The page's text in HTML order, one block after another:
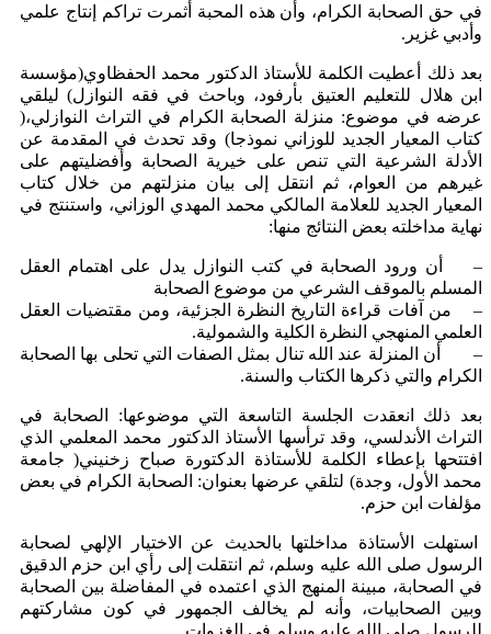
في حق الصحابة الكرام، وأن هذه المحبة أثمرت تراكم إنتاج علمي
وأدبي غزير.
بعد ذلك أعطيت الكلمة للأستاذ الدكتور محمد الحفظاوي(مؤسسة
ابن هلال للتعليم العتيق بأرفود، وباحث في فقه النوازل) ليلقي
عرضه في موضوع: منزلة الصحابة الكرام في التراث النوازلي،(
كتاب المعيار الجديد للوزاني نموذجا) وقد تحدث في المقدمة عن
الأدلة الشرعية التي تنص على خيرية الصحابة وأفضليتهم على
غيرهم من العوام، ثم انتقل إلى بيان منزلتهم من خلال كتاب
المعيار الجديد للعلامة المالكي محمد المهدي الوزاني، واستنتج في
نهاية مداخلته بعض النتائج منها:
– أن ورود الصحابة في كتب النوازل يدل على اهتمام العقل
المسلم بالموقف الشرعي من موضوع الصحابة
– من آفات قراءة التاريخ النظرة الجزئية، ومن مقتضيات العقل
العلمي المنهجي النظرة الكلية والشمولية.
– أن المنزلة عند الله تنال بمثل الصفات التي تحلى بها الصحابة
الكرام والتي ذكرها الكتاب والسنة.
بعد ذلك انعقدت الجلسة التاسعة التي موضوعها: الصحابة في
التراث الأندلسي، وقد ترأسها الأستاذ الدكتور محمد المعلمي الذي
افتتحها بإعطاء الكلمة للأستاذة الدكتورة صباح زخنيني( جامعة
محمد الأول، وجدة) لتلقي عرضها بعنوان: الصحابة الكرام في بعض
مؤلفات ابن حزم.
استهلت الأستاذة مداخلتها بالحديث عن الاختيار الإلهي لصحابة
الرسول صلى الله عليه وسلم، ثم انتقلت إلى رأي ابن حزم الدقيق
في الصحابة، مبينة المنهج الذي اعتمده في المفاضلة بين الصحابة
وبين الصحابيات، وأنه لم يخالف الجمهور في كون مشاركتهم
للرسول صلى الله عليه وسلم في الغزوات.